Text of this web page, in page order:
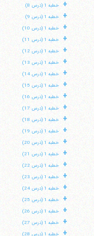
+ خطبه 1 (درس 8)
+ خطبه 1 (درس 9)
+ خطبه 1 (درس 10)
+ خطبه 1 (درس 11)
+ خطبه 1 (درس 12)
+ خطبه 1 (درس 13)
+ خطبه 1 (درس 14)
+ خطبه 1 (درس 15)
+ خطبه 1 (درس 16)
+ خطبه 1 (درس 17)
+ خطبه 1 (درس 18)
+ خطبه 1 (درس 19)
+ خطبه 1 (درس 20)
+ خطبه 1 (درس 21)
+ خطبه 1 (درس 22)
+ خطبه 1 (درس 23)
+ خطبه 1 (درس 24)
+ خطبه 1 (درس 25)
+ خطبه 1 (درس 26)
+ خطبه 1 (درس 27)
+ خطبه 1 (درس 28)